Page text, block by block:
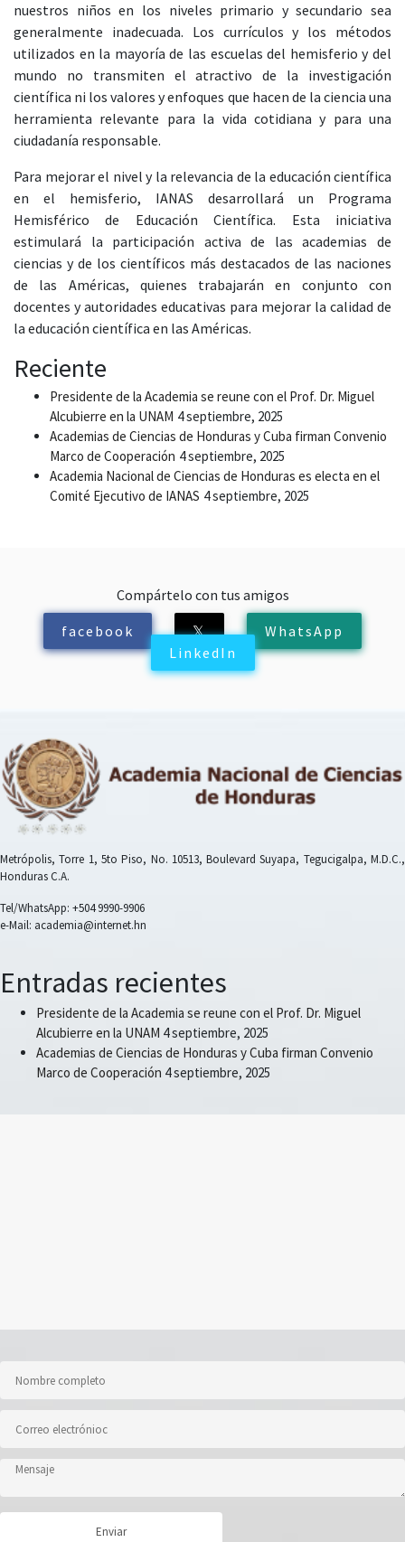
nuestros niños en los niveles primario y secundario sea
generalmente inadecuada. Los currículos y los métodos
utilizados en la mayoría de las escuelas del hemisferio y del
mundo no transmiten el atractivo de la investigación
científica ni los valores y enfoques que hacen de la ciencia una
herramienta relevante para la vida cotidiana y para una
ciudadanía responsable.
Para mejorar el nivel y la relevancia de la educación científica
en el hemisferio, IANAS desarrollará un Programa
Hemisférico de Educación Científica. Esta iniciativa
estimulará la participación activa de las academias de
ciencias y de los científicos más destacados de las naciones
de las Américas, quienes trabajarán en conjunto con
docentes y autoridades educativas para mejorar la calidad de
la educación científica en las Américas.
Reciente
Presidente de la Academia se reune con el Prof. Dr. Miguel
Alcubierre en la UNAM 4 septiembre, 2025
Academias de Ciencias de Honduras y Cuba firman Convenio
Marco de Cooperación 4 septiembre, 2025
Academia Nacional de Ciencias de Honduras es electa en el
Comité Ejecutivo de IANAS 4 septiembre, 2025
Compártelo con tus amigos
facebook
𝕏
WhatsApp
LinkedIn
Metrópolis, Torre 1, 5to Piso, No. 10513, Boulevard Suyapa, Tegucigalpa, M.D.C.,
Honduras C.A.
Tel/WhatsApp: +504 9990-9906
e-Mail: academia@internet.hn
Entradas recientes
Presidente de la Academia se reune con el Prof. Dr. Miguel
Alcubierre en la UNAM 4 septiembre, 2025
Academias de Ciencias de Honduras y Cuba firman Convenio
Marco de Cooperación 4 septiembre, 2025